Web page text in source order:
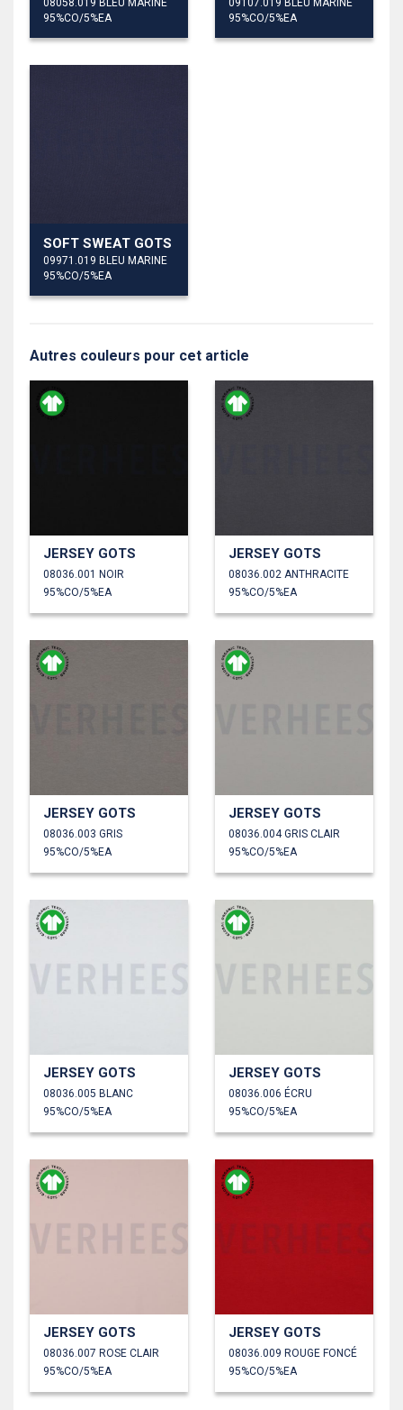
95%CO/5%EA
95%CO/5%EA
SOFT SWEAT GOTS
09971.019 BLEU MARINE
95%CO/5%EA
Autres couleurs pour cet article
JERSEY GOTS
08036.001 NOIR
95%CO/5%EA
JERSEY GOTS
08036.002 ANTHRACITE
95%CO/5%EA
JERSEY GOTS
08036.003 GRIS
95%CO/5%EA
JERSEY GOTS
08036.004 GRIS CLAIR
95%CO/5%EA
JERSEY GOTS
08036.005 BLANC
95%CO/5%EA
JERSEY GOTS
08036.006 ÉCRU
95%CO/5%EA
JERSEY GOTS
08036.007 ROSE CLAIR
95%CO/5%EA
JERSEY GOTS
08036.009 ROUGE FONCÉ
95%CO/5%EA